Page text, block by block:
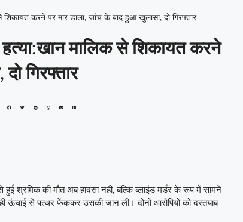
करने पर मार डाला, जांच के बाद हुआ खुलासा, दो गिरफ्तार
मालिक से शिकायत करने
गिरफ्तार
श्रमिक की मौत अब हादसा नहीं, बल्कि ब्लाइंड मर्डर के रूप में सामने
से पत्थर फेंककर उसकी जान ली। दोनों आरोपियों को दस्तयाब